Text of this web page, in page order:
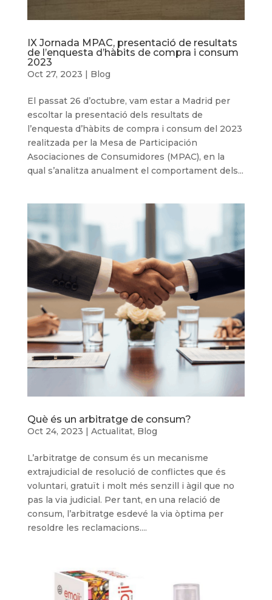
IX Jornada MPAC, presentació de resultats
de l’enquesta d’hàbits de compra i consum
2023
Oct 27, 2023 Blog
El passat 26 d’octubre, vam estar a Madrid per
escoltar la presentació dels resultats de
l’enquesta d’hàbits de compra i consum del 2023
realitzada per la Mesa de Participación
Asociaciones de Consumidores (MPAC), en la
qual s’analitza anualment el comportament dels...
Què és un arbitratge de consum?
Oct 24, 2023 | Actualitat, Blog
L’arbitratge de consum és un mecanisme
extrajudicial de resolució de conflictes que és
voluntari, gratuït i molt més senzill i àgil que no
pas la via judicial. Per tant, en una relació de
consum, l’arbitratge esdevé la via òptima per
resoldre les reclamacions....